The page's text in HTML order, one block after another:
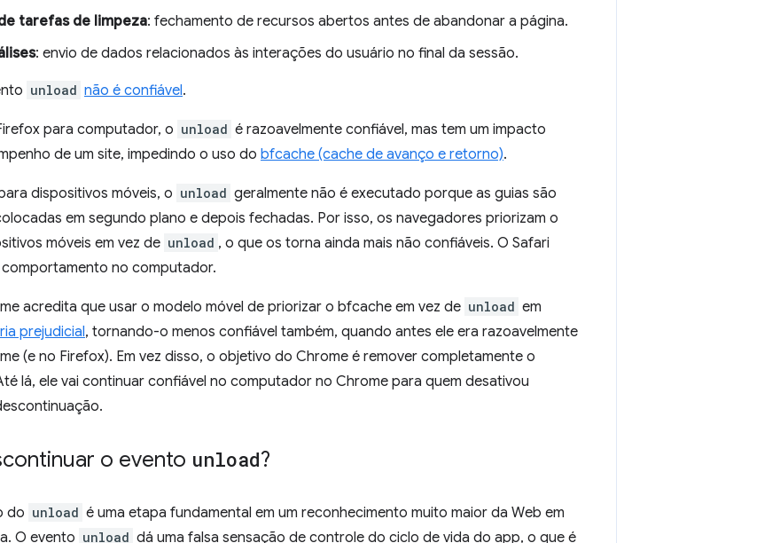
tarefas de limpeza: fechamento de recursos abertos antes de abandonar a página.
: envio de dados relacionados às interações do usuário no final da sessão.
unload não é confiável.
para computador, o unload é razoavelmente confiável, mas tem um impacto
de um site, impedindo o uso do bfcache (cache de avanço e retorno).
dispositivos móveis, o unload geralmente não é executado porque as guias são
em segundo plano e depois fechadas. Por isso, os navegadores priorizam o
móveis em vez de unload , o que os torna ainda mais não confiáveis. O Safari
no computador.
acredita que usar o modelo móvel de priorizar o bfcache em vez de unload em
prejudicial, tornando-o menos confiável também, quando antes ele era razoavelmente
(e no Firefox). Em vez disso, o objetivo do Chrome é remover completamente o
lá, ele vai continuar confiável no computador no Chrome para quem desativou
o evento unload?
do unload é uma etapa fundamental em um reconhecimento muito maior da Web em
O evento unload dá uma falsa sensação de controle do ciclo de vida do app, o que é